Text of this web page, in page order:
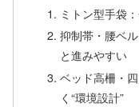
ミトン型手袋
抑制帯・腰ベ
と進みやすい
ベッド高柵・
く“環境設計”